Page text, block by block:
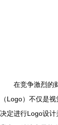
在竞争激烈的
（Logo）不仅是
决定进行Logo设计